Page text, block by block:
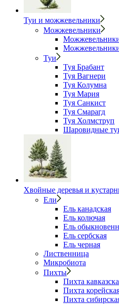
Туи и можжевельники
Можжевельники
Туи
Туя Брабант
Туя Вагнери
Туя Колумна
Туя Мария
Туя Санкист
Туя Смарагд
Туя Холмструп
Шаровидные
Хвойные деревья и
Ели
Ель канадская
Ель колючая
Ель
Ель сербская
Ель черная
Лиственница
Микробиота
Пихты
Пихта
Пихта
Пихта